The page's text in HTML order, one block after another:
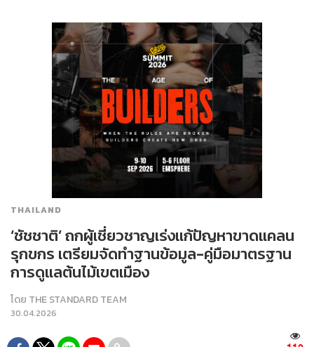
THAILAND
‘ชัชชาติ’ ถกผู้เชี่ยวชาญเร่งแก้ปัญหาขาดแคลน
รุกขกร เตรียมจัดทำฐานข้อมูล-คู่มือมาตรฐาน
การดูแลต้นไม้เขตเมือง
โดย THE STANDARD TEAM
30.04.2026